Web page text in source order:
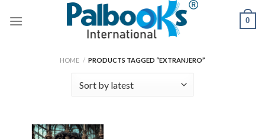
0
HOME / PRODUCTS TAGGED “EXTRANJERO”